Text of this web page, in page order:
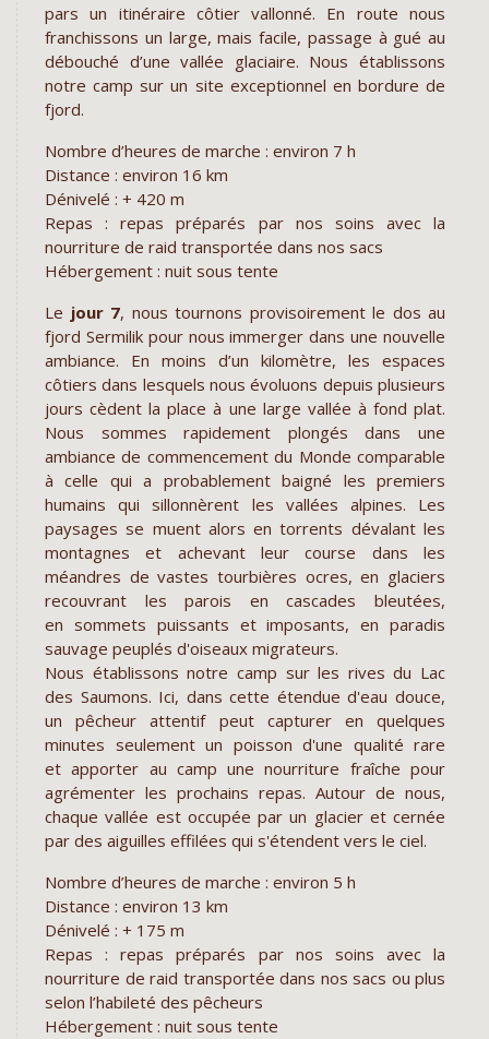
pars un itinéraire côtier vallonné. En route nous
franchissons un large, mais facile, passage à gué au
débouché d’une vallée glaciaire. Nous établissons
notre camp sur un site exceptionnel en bordure de
fjord.
Nombre d’heures de marche : environ 7 h
Distance : environ 16 km
Dénivelé : + 420 m
Repas : repas préparés par nos soins avec la
nourriture de raid transportée dans nos sacs
Hébergement : nuit sous tente
Le jour 7, nous tournons provisoirement le dos au
fjord Sermilik pour nous immerger dans une nouvelle
ambiance. En moins d’un kilomètre, les espaces
côtiers dans lesquels nous évoluons depuis plusieurs
jours cèdent la place à une large vallée à fond plat.
Nous sommes rapidement plongés dans une
ambiance de commencement du Monde comparable
à celle qui a probablement baigné les premiers
humains qui sillonnèrent les vallées alpines. Les
paysages se muent alors en torrents dévalant les
montagnes et achevant leur course dans les
méandres de vastes tourbières ocres, en glaciers
recouvrant les parois en cascades bleutées,
en sommets puissants et imposants, en paradis
sauvage peuplés d'oiseaux migrateurs.
Nous établissons notre camp sur les rives du Lac
des Saumons. Ici, dans cette étendue d'eau douce,
un pêcheur attentif peut capturer en quelques
minutes seulement un poisson d'une qualité rare
et apporter au camp une nourriture fraîche pour
agrémenter les prochains repas. Autour de nous,
chaque vallée est occupée par un glacier et cernée
par des aiguilles effilées qui s'étendent vers le ciel.
Nombre d’heures de marche : environ 5 h
Distance : environ 13 km
Dénivelé : + 175 m
Repas : repas préparés par nos soins avec la
nourriture de raid transportée dans nos sacs ou plus
selon l’habileté des pêcheurs
Hébergement : nuit sous tente